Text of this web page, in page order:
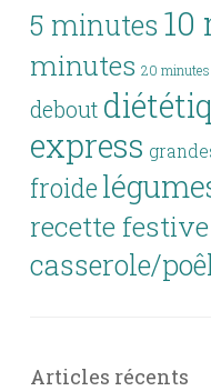
5 minutes 10
minutes 20 minutes
debout
express
froide
recette festive
casserole/
Articles récents